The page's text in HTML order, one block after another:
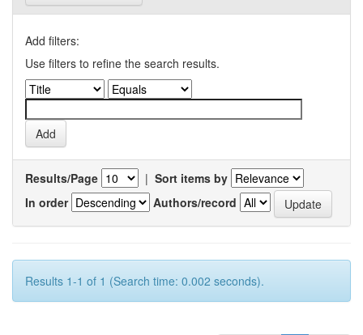
Add filters:
Use filters to refine the search results.
Results/Page | Sort items by
In order
Authors/record
Results 1-1 of 1 (Search time: 0.002 seconds).